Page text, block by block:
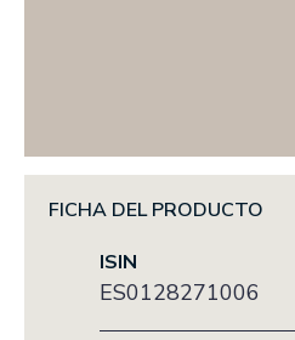
FICHA DEL PRODUCTO
ISIN
ES0128271006